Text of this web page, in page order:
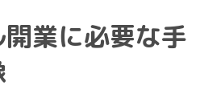
業に必要な手